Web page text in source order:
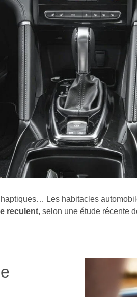
Les habitacles
reculent, selon une étude récente